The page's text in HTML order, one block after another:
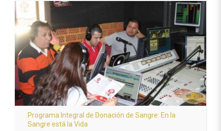
Programa Integral de Donación de Sangre: En la
Sangre está la Vida